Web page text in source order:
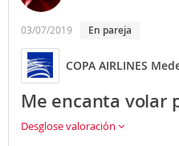
03/07/2019 En pareja
COPA AIRLINES
Me encanta volar
Desglose valoración